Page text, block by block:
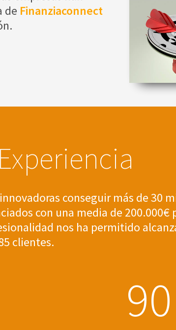
de Finanziaconnect
conseguir más de 30
con una media de 200.000€
nos ha permitido
clientes.
90